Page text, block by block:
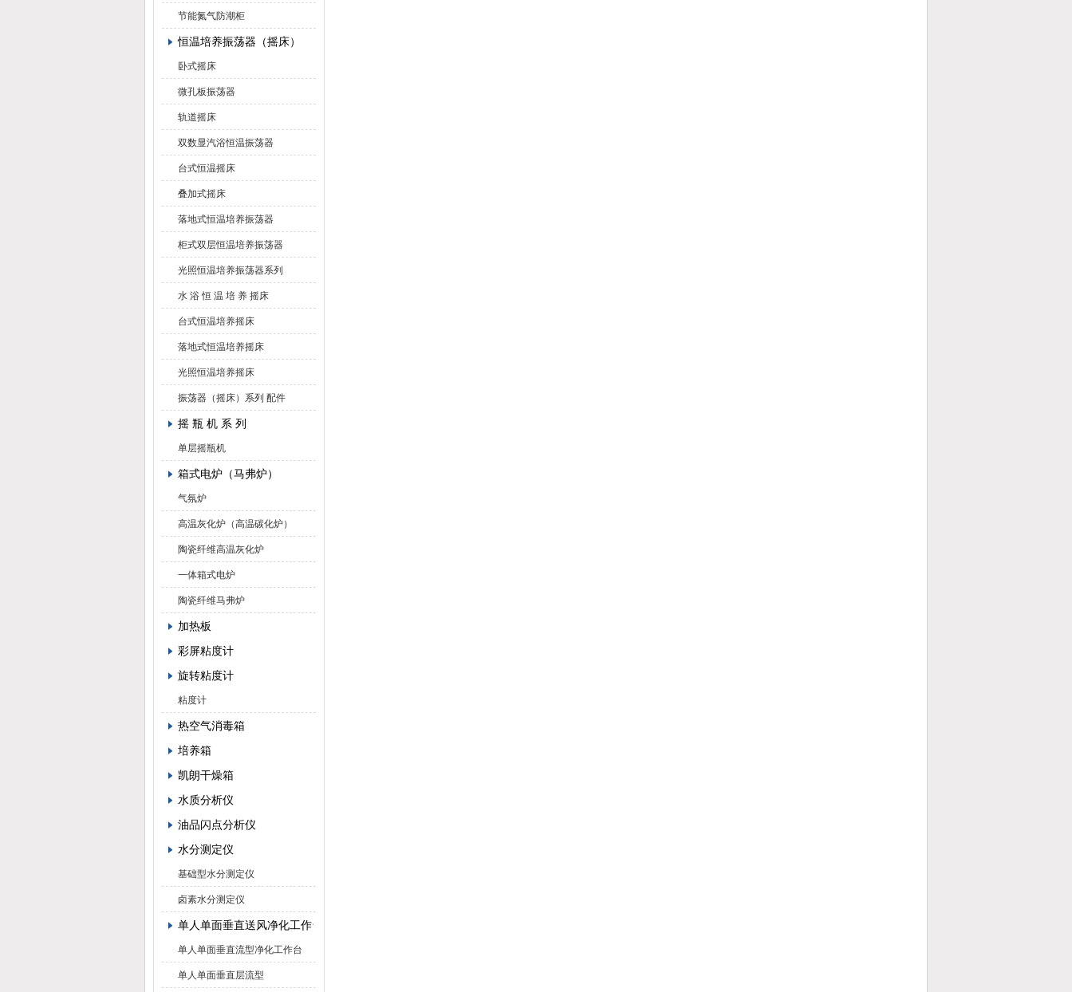
节能氮气防潮柜
恒温培养振荡器（摇床）
卧式摇床
微孔板振荡器
轨道摇床
双数显汽浴恒温振荡器
台式恒温摇床
叠加式摇床
落地式恒温培养振荡器
柜式双层恒温培养振荡器
光照恒温培养振荡器系列
水 浴 恒 温 培 养 摇床
台式恒温培养摇床
落地式恒温培养摇床
光照恒温培养摇床
振荡器（摇床）系列 配件
摇 瓶 机 系 列
单层摇瓶机
箱式电炉（马弗炉）
气氛炉
高温灰化炉（高温碳化炉）
陶瓷纤维高温灰化炉
一体箱式电炉
陶瓷纤维马弗炉
加热板
彩屏粘度计
旋转粘度计
粘度计
热空气消毒箱
培养箱
凯朗干燥箱
水质分析仪
油品闪点分析仪
水分测定仪
基础型水分测定仪
卤素水分测定仪
单人单面垂直送风净化工作台
单人单面垂直流型净化工作台
单人单面垂直层流型